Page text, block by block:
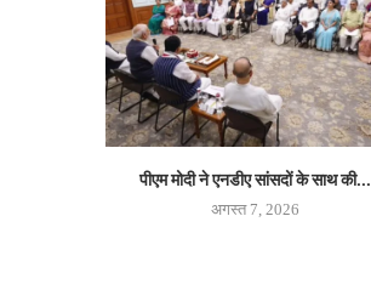
पीएम मोदी ने एनडीए सांसदों के साथ की...
अगस्त 7, 2026